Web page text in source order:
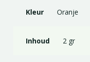
Kleur Oranje
Inhoud 2 gr